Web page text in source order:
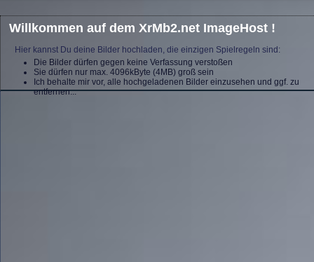
Willkommen auf dem XrMb2.net ImageHost !
Hier kannst Du deine Bilder hochladen, die einzigen Spielregeln sind:
Die Bilder dürfen gegen keine Verfassung verstoßen
Sie dürfen nur max. 4096kByte (4MB) groß sein
Ich behalte mir vor, alle hochgeladenen Bilder einzusehen und ggf. zu
entfernen...